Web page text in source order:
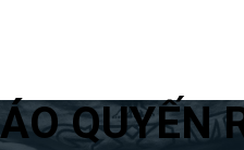
QUYẾN